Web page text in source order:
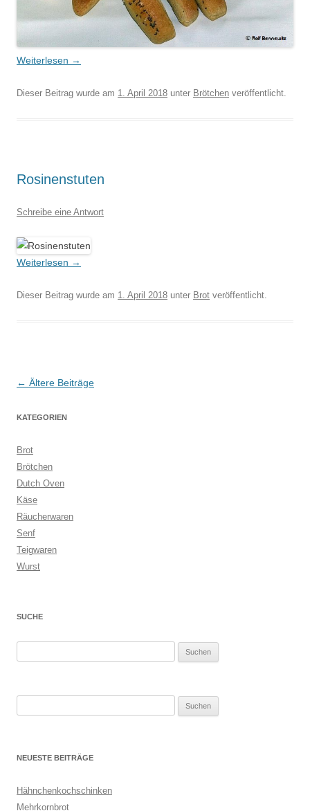
Weiterlesen →
Dieser Beitrag wurde am 1. April 2018 unter Brötchen veröffentlicht.
Rosinenstuten
Schreibe eine Antwort
Weiterlesen →
Dieser Beitrag wurde am 1. April 2018 unter Brot veröffentlicht.
Beitragsnavigation
← Ältere Beiträge
KATEGORIEN
Brot
Brötchen
Dutch Oven
Käse
Räucherwaren
Senf
Teigwaren
Wurst
SUCHE
NEUESTE BEITRÄGE
Hähnchenkochschinken
Mehrkornbrot